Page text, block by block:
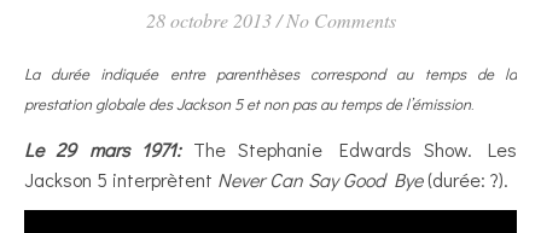
28 octobre 2013/ No Comments
La durée indiquée entre parenthèses correspond au temps de la
prestation globale des Jackson 5 et non pas au temps de l’émission.
Le 29 mars 1971:The Stephanie Edwards Show. Les
Jackson 5 interprètent Never Can Say Good Bye(durée: ?).